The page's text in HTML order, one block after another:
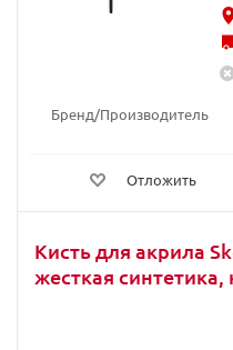
Бренд/Производитель
Отложить
Кисть для акрила
жесткая синтетика,